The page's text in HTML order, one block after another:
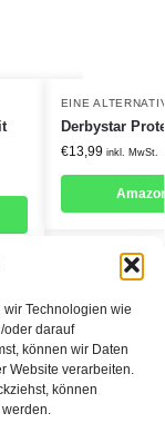
Technologien wie
oder darauf
können wir Daten
Website verarbeiten.
können
EINE
Derbystar
€13,99 inkl. MwSt.